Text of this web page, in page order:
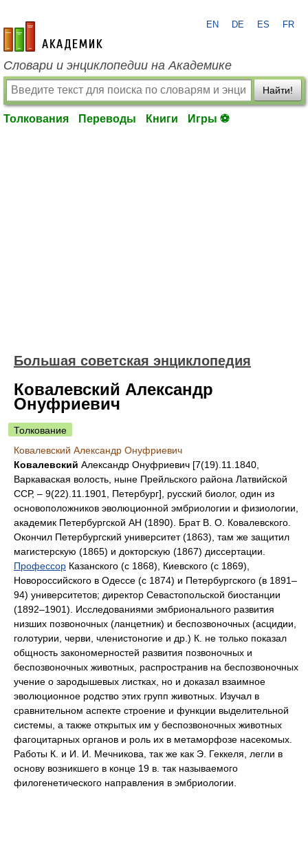
academic.ru
EN DE ES FR
Словари и энциклопедии на Академике
Найти!
Толкования Переводы Книги Игры ⚽
Большая советская энциклопедия
Ковалевский Александр
Онуфриевич
Толкование
Ковалевский Александр Онуфриевич
Ковалевский Александр Онуфриевич [7(19).11.1840,
Варкаваская волость, ныне Прейльского района Латвийской
ССР, ‒ 9(22).11.1901, Петербург], русский биолог, один из
основоположников эволюционной эмбриологии и физиологии,
академик Петербургской АН (1890). Брат В. О. Ковалевского
Окончил Петербургский университет (1863), там же защитил
магистерскую (1865) и докторскую (1867) диссертации.
Профессор Казанского (с 1868), Киевского (с 1869),
Новороссийского в Одессе (с 1874) и Петербургского (в 1891‒
94) университетов; директор Севастопольской биостанции
(1892‒1901). Исследованиями эмбрионального развития
низших позвоночных (ланцетник) и беспозвоночных (асцидии,
голотурии, черви, членистоногие и др.) К. не только показал
общность закономерностей развития позвоночных и
беспозвоночных животных, распространив на беспозвоночных
учение о зародышевых листках но и доказал взаимное
эволюционное родство этих групп животных. Изучал в
сравнительном аспекте строение и функции выделительной
системы, а также открытых им у беспозвоночных животных
фагоцитарных органов и роль их в метаморфозе насекомых.
Работы К. и И. И. Мечникова так же как Э. Геккеля
легли в
основу возникшего в конце 19 в. так называемого
филогенетического направления в эмбриологии.